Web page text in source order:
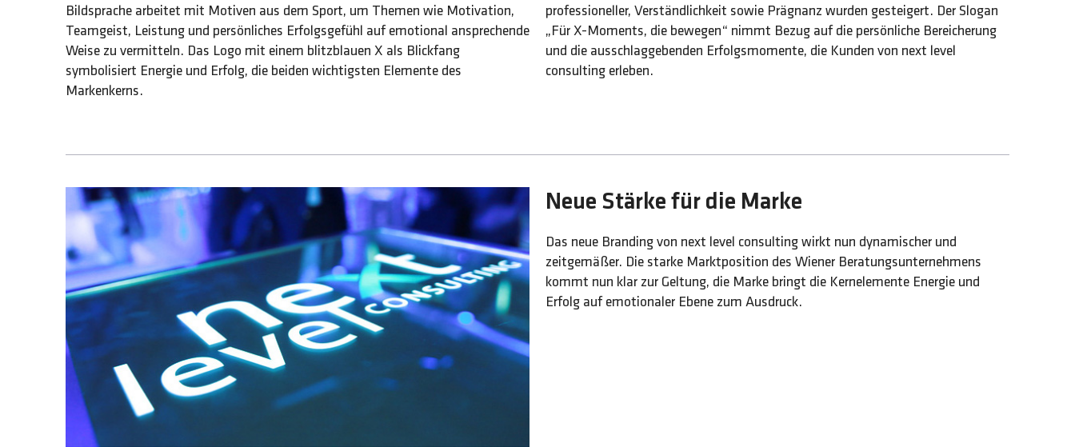
Bildsprache arbeitet mit Motiven aus dem Sport, um Themen wie Motivation,
Teamgeist, Leistung und persönliches Erfolgsgefühl auf emotional ansprechende
Weise zu vermitteln. Das Logo mit einem blitzblauen X als Blickfang
symbolisiert Energie und Erfolg, die beiden wichtigsten Elemente des
Markenkerns.
professioneller, Verständlichkeit sowie Prägnanz wurden gesteigert. Der Slogan
„Für X-Moments, die bewegen“ nimmt Bezug auf die persönliche Bereicherung
und die ausschlaggebenden Erfolgsmomente, die Kunden von next level
consulting erleben.
Neue Stärke für die Marke
Das neue Branding von next level consulting wirkt nun dynamischer und
zeitgemäßer. Die starke Marktposition des Wiener Beratungsunternehmens
kommt nun klar zur Geltung, die Marke bringt die Kernelemente Energie und
Erfolg auf emotionaler Ebene zum Ausdruck.